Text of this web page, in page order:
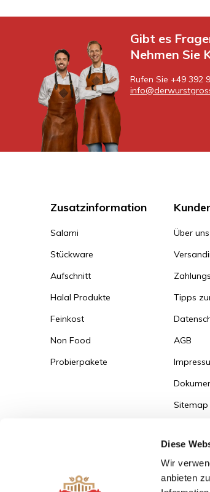
Diese
Wir
anbieten
Gibt es
Nehmen Sie
Rufen Sie +49 392
Zusatzinformation
Salami
Stückware
Aufschnitt
Halal Produkte
Feinkost
Non Food
Probierpakete
Über uns
Tipps
AGB
Sitemap
Zum